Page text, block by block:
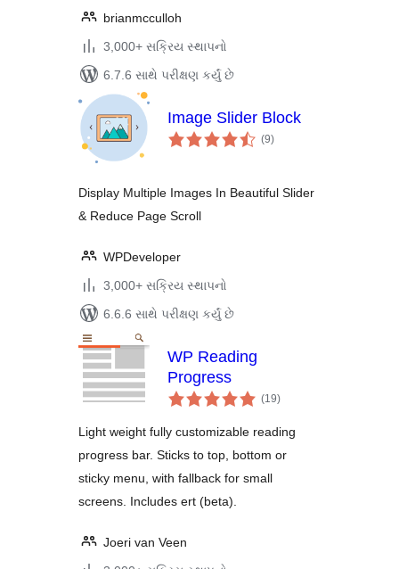
brianmcculloh
3,000+ સક્રિય સ્થાપનો
6.7.6 સાથે પરીક્ષણ કર્યું છે
Image Slider Block
(9કુલ
રેટિંગ્સ
)
Display Multiple Images In Beautiful Slider
& Reduce Page Scroll
WPDeveloper
3,000+ સક્રિય સ્થાપનો
6.6.6 સાથે પરીક્ષણ કર્યું છે
WP Reading
Progress
(19કુલ
રેટિંગ્સ
)
Light weight fully customizable reading
progress bar. Sticks to top, bottom or
sticky menu, with fallback for small
screens. Includes ert (beta).
Joeri van Veen